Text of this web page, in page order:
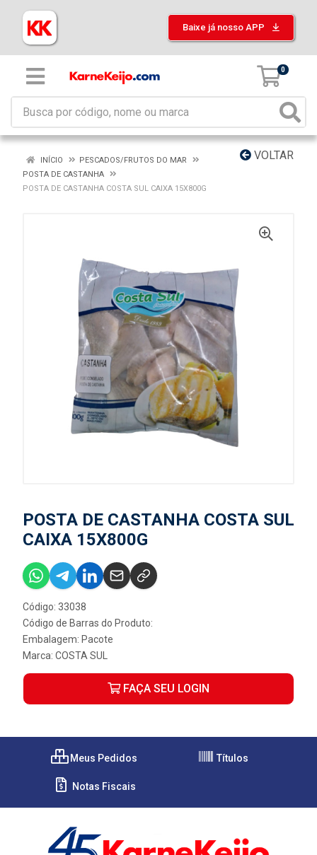
Baixe já nosso APP
0
VOLTAR
INÍCIO
PESCADOS/FRUTOS DO MAR
POSTA DE CASTANHA
POSTA DE CASTANHA COSTA SUL CAIXA 15X800G
POSTA DE CASTANHA COSTA SUL
CAIXA 15X800G
Código: 33038
Código de Barras do Produto:
Embalagem: Pacote
Marca: COSTA SUL
FAÇA SEU LOGIN
Meus Pedidos Títulos
Notas Fiscais